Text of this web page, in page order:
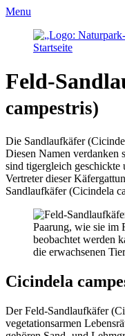
Menu
Feld-
campestris)
Die Sandlaufkäfer
Diesen Namen verdanken
sind tigergleich geschickte
Vertreter dieser
Sandlaufkäfer (Cicindela
Cicindela
Der Feld-Sandlaufkäfer
vegetationsarmen